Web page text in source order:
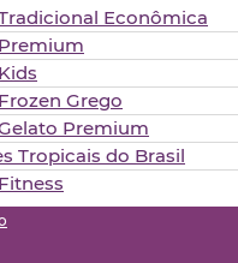
Econômica
Grego
Premium
Tropicais do Brasil